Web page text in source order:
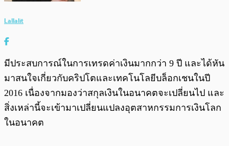
Lallalit
มีประสบการณ์ในการเทรดค่าเงินมากกว่า 9 ปี และได้หัน
มาสนใจเกี่ยวกับคริปโตและเทคโนโลยีบล็อกเชนในปี
2016 เนื่องจากมองว่าสกุลเงินในอนาคตจะเปลี่ยนไป และ
สิ่งเหล่านี้จะเข้ามาเปลี่ยนแปลงอุตสาหกรรมการเงินโลก
ในอนาคต